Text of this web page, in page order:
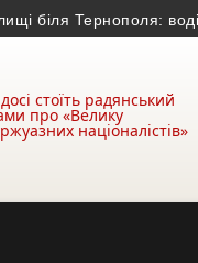
Тернополя: водійку
стоїть радянський
про «Велику
націоналістів»